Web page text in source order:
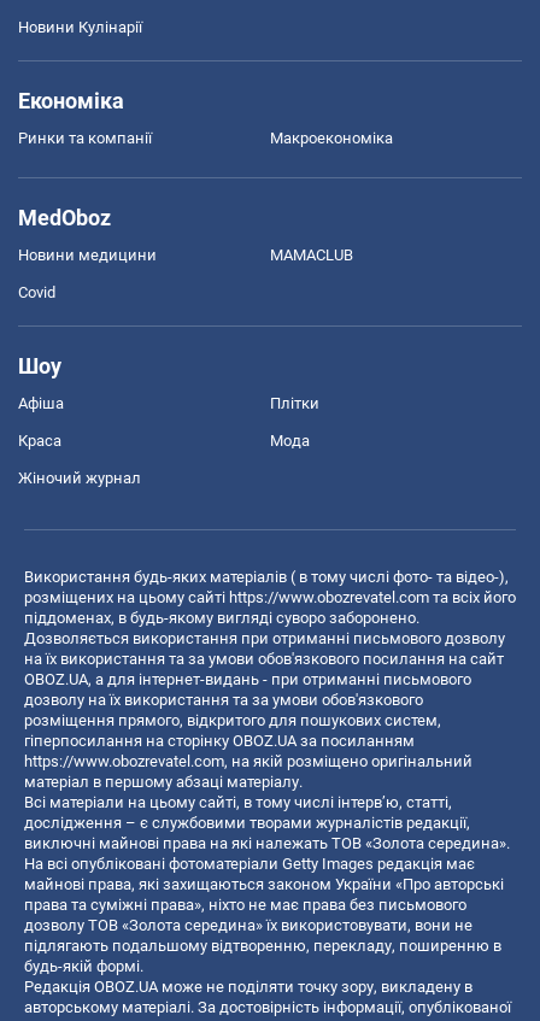
Новини Кулінарії
Економіка
Ринки та компанії Макроекономіка
MedOboz
Новини медицини MAMACLUB
Covid
Шоу
Афіша Плітки
Краса Мода
Жіночий журнал
Використання будь-яких матеріалів ( в тому числі фото- та відео-),
розміщених на цьому сайті https://www.obozrevatel.com та всіх його
піддоменах, в будь-якому вигляді суворо заборонено.
Дозволяється використання при отриманні письмового дозволу
на їх використання та за умови обов'язкового посилання на сайт
OBOZ.UA, а для інтернет-видань - при отриманні письмового
дозволу на їх використання та за умови обов'язкового
розміщення прямого, відкритого для пошукових систем,
гіперпосилання на сторінку OBOZ.UA за посиланням
https://www.obozrevatel.com, на якій розміщено оригінальний
матеріал в першому абзаці матеріалу.
Всі матеріали на цьому сайті, в тому числі інтерв’ю, статті,
дослідження – є службовими творами журналістів редакції,
виключні майнові права на які належать ТОВ «Золота середина».
На всі опубліковані фотоматеріали Getty Images редакція має
майнові права, які захищаються законом України «Про авторські
права та суміжні права», ніхто не має права без письмового
дозволу ТОВ «Золота середина» їх використовувати, вони не
підлягають подальшому відтворенню, перекладу, поширенню в
будь-якій формі.
Редакція OBOZ.UA може не поділяти точку зору, викладену в
авторському матеріалі. За достовірність інформації, опублікованої